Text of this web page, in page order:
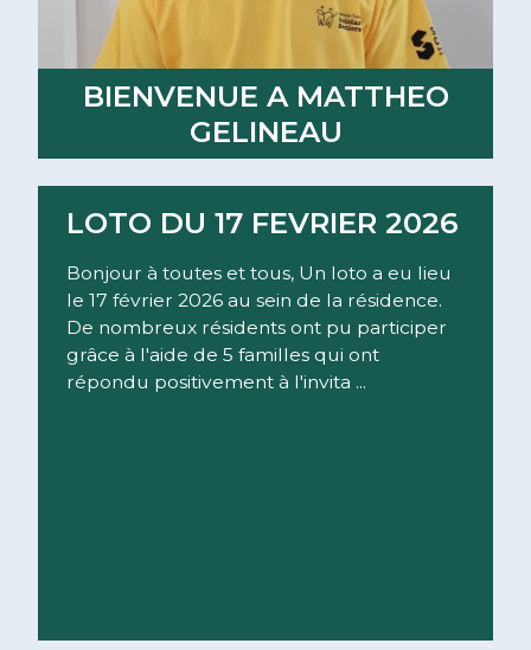
BIENVENUE A MATTHEO
GELINEAU
Lire la suite
LOTO DU 17 FEVRIER 2026
Bonjour à toutes et tous, Un loto a eu lieu
le 17 février 2026 au sein de la résidence.
De nombreux résidents ont pu participer
grâce à l'aide de 5 familles qui ont
répondu positivement à l'invita ...